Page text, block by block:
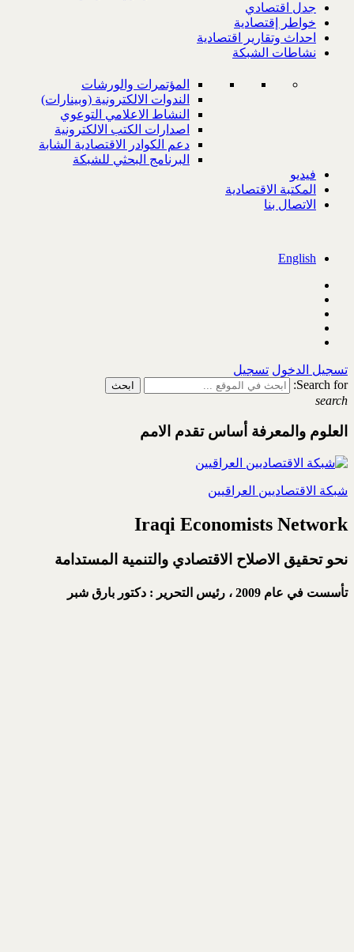
جدل اقتصادي
خواطر إقتصادية
احداث وتقارير اقتصادية
نشاطات الشبكة
المؤتمرات والورشات
الندوات الالكترونية (وبينارات)
النشاط الاعلامي التوعوي
اصدارات الكتب الالكترونية
دعم الكوادر الاقتصادية الشابة
البرنامج البحثي للشبكة
فيديو
المكتبة الاقتصادية
الاتصال بنا
English
تسجيل الدخول تسجيل
Search for:
search
العلوم والمعرفة أساس تقدم الامم
شبكة الاقتصاديين العراقيين
Iraqi Economists Network
نحو تحقيق الاصلاح الاقتصادي والتنمية المستدامة
تأسست في عام 2009 ، رئيس التحرير : دكتور بارق شبر